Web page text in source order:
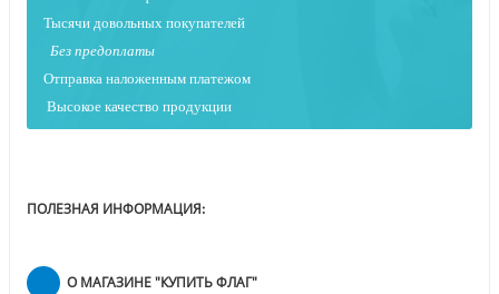
Тысячи довольных покупателей
Без предоплаты
Отправка наложенным платежом
Высокое качество продукции
ПОЛЕЗНАЯ ИНФОРМАЦИЯ:
О МАГАЗИНЕ "КУПИТЬ ФЛАГ"